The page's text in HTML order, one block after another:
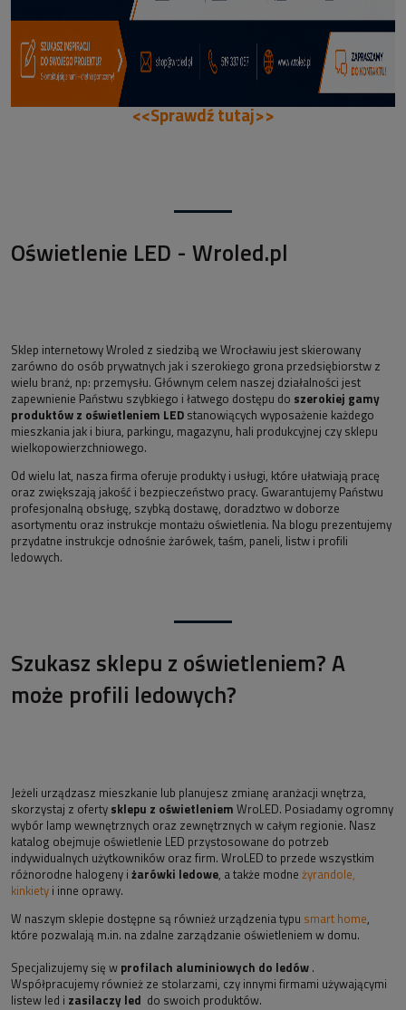
<<Sprawdź tutaj>>
Oświetlenie LED - Wroled.pl
Sklep internetowy Wroled z siedzibą we Wrocławiu jest skierowany
zarówno do osób prywatnych jak i szerokiego grona przedsiębiorstw z
wielu branż, np: przemysłu. Głównym celem naszej działalności jest
zapewnienie Państwu szybkiego i łatwego dostępu do szerokiej gamy
produktów z oświetleniem LED stanowiących wyposażenie każdego
mieszkania jak i biura, parkingu, magazynu, hali produkcyjnej czy sklepu
wielkopowierzchniowego.
Od wielu lat, nasza firma oferuje produkty i usługi, które ułatwiają pracę
oraz zwiększają jakość i bezpieczeństwo pracy. Gwarantujemy Państwu
profesjonalną obsługę, szybką dostawę, doradztwo w doborze
asortymentu oraz instrukcje montażu oświetlenia. Na blogu prezentujemy
przydatne instrukcje odnośnie żarówek, taśm, paneli, listw i profili
ledowych.
Szukasz sklepu z oświetleniem? A
może profili ledowych?
Jeżeli urządzasz mieszkanie lub planujesz zmianę aranżacji wnętrza,
skorzystaj z oferty sklepu z oświetleniem WroLED. Posiadamy ogromny
wybór lamp wewnętrznych oraz zewnętrznych w całym regionie. Nasz
katalog obejmuje oświetlenie LED przystosowane do potrzeb
indywidualnych użytkowników oraz firm. WroLED to przede wszystkim
różnorodne halogeny i żarówki ledowe, a także modne żyrandole,
kinkiety i inne oprawy.
W naszym sklepie dostępne są również urządzenia typu smart home,
które pozwalają m.in. na zdalne zarządzanie oświetleniem w domu.
Specjalizujemy się w profilach aluminiowych do ledów .
Współpracujemy również ze stolarzami, czy innymi firmami używającymi
listew led i zasilaczy led do swoich produktów.